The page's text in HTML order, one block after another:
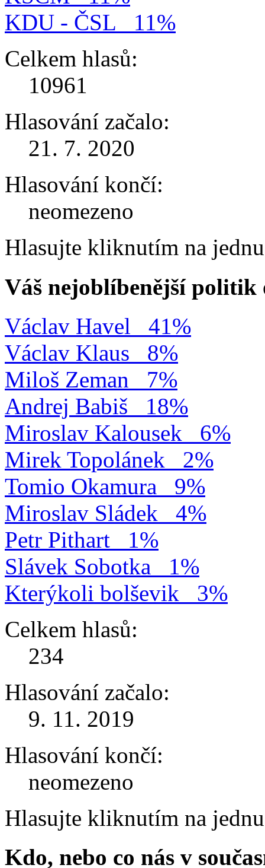
KDU - ČSL
11%
Celkem hlasů:
10961
Hlasování začalo:
21. 7. 2020
Hlasování končí:
neomezeno
Hlasujte kliknutím na
Váš nejoblíbenější politik
Václav Havel
41%
Václav Klaus
8%
Miloš Zeman
7%
Andrej Babiš
18%
Miroslav Kalousek
6%
Mirek Topolánek
2%
Tomio Okamura
9%
Miroslav Sládek
4%
Petr Pithart
1%
Slávek Sobotka
1%
Kterýkoli bolševik
3%
Celkem hlasů:
234
Hlasování začalo:
9. 11. 2019
Hlasování končí:
neomezeno
Hlasujte kliknutím na
Kdo, nebo co nás v